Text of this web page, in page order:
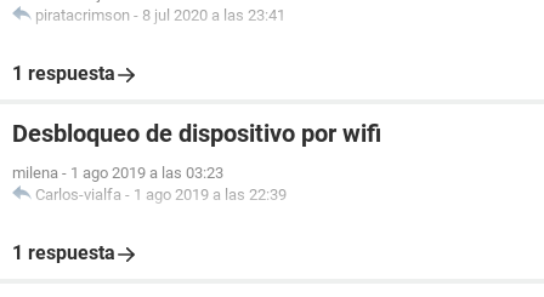
piratacrimson - 8 jul 2020 a las 23:41
1 respuesta
Desbloqueo de dispositivo por wifi
milena - 1 ago 2019 a las 03:23
Carlos-vialfa - 1 ago 2019 a las 22:39
1 respuesta